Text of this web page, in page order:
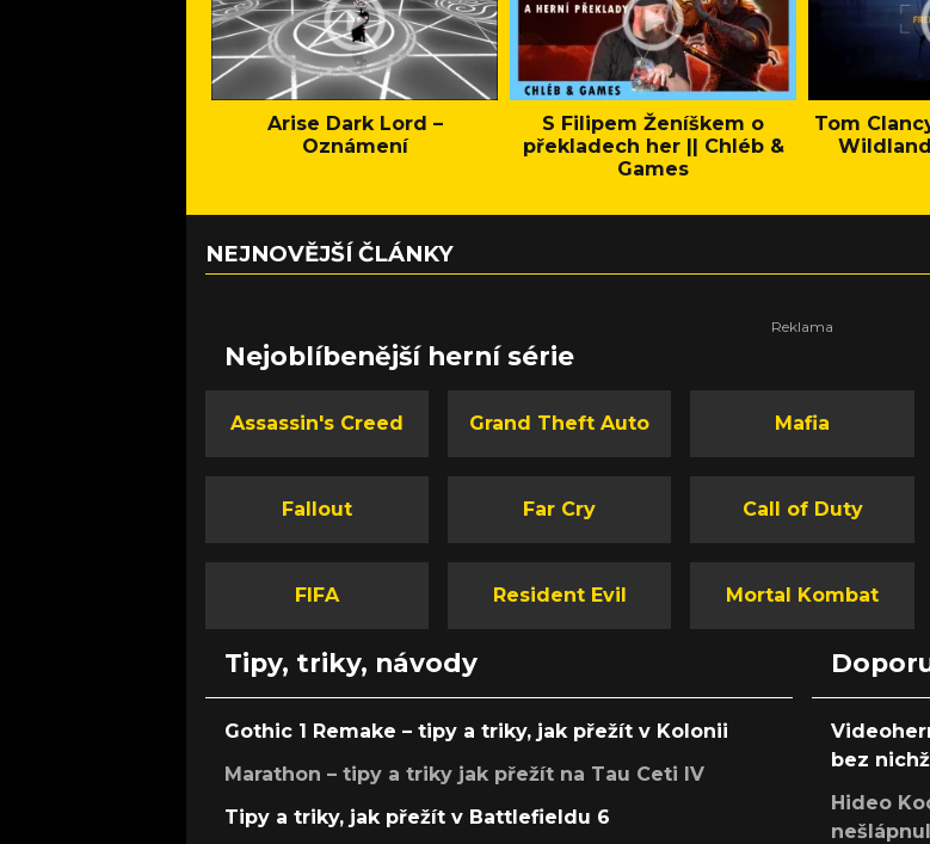
Arise Dark Lord –
Oznámení
S Filipem Ženíškem o
překladech her || Chléb &
Games
Tom
NEJNOVĚJŠÍ ČLÁNKY
Nejoblíbenější herní série
Assassin's Creed Grand Theft Auto Mafia
Fallout Far Cry Call of Duty
FIFA Resident Evil Mortal Kombat
Tipy, triky, návody
Gothic 1 Remake – tipy a triky, jak přežít v Kolonii
Marathon – tipy a triky jak přežít na Tau Ceti IV
Tipy a triky, jak přežít v Battlefieldu 6
bez
Hideo